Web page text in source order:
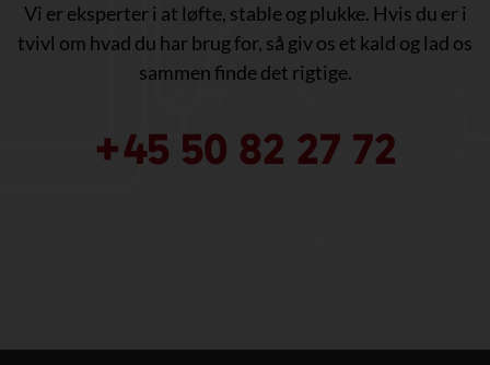
Vi er eksperter i at løfte, stable og plukke. Hvis du er i
tvivl om hvad du har brug for, så giv os et kald og lad os
sammen finde det rigtige.
+45 50 82 27 72